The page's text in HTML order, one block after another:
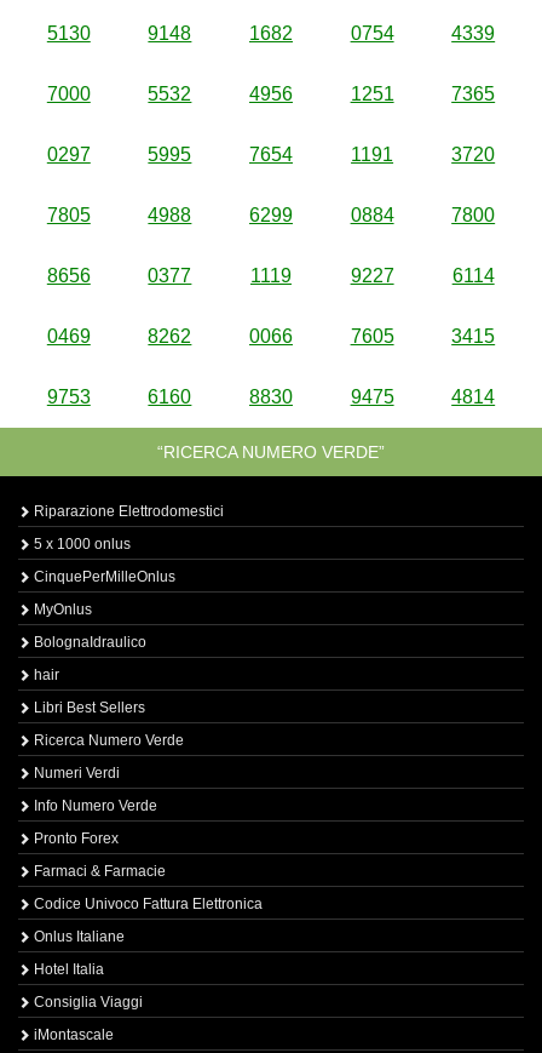
5130 9148 1682 0754 4339
7000 5532 4956 1251 7365
0297 5995 7654 1191 3720
7805 4988 6299 0884 7800
8656 0377 1119 9227 6114
0469 8262 0066 7605 3415
9753 6160 8830 9475 4814
“RICERCA NUMERO VERDE”
Riparazione Elettrodomestici
5 x 1000 onlus
CinquePerMilleOnlus
MyOnlus
BolognaIdraulico
hair
Libri Best Sellers
Ricerca Numero Verde
Numeri Verdi
Info Numero Verde
Pronto Forex
Farmaci & Farmacie
Codice Univoco Fattura Elettronica
Onlus Italiane
Hotel Italia
Consiglia Viaggi
iMontascale